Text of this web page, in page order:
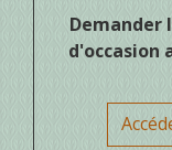
Demander
d'occasion